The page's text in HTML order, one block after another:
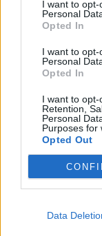
I want to
Personal
Opted In
I want to
Personal
Opted In
I want to opt-
Retention,
Personal
Purposes for
Opted Out
Data